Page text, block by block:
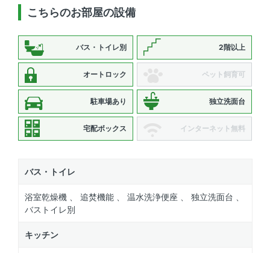
こちらのお部屋の設備
バス・トイレ別 2階以上
オートロック ペット飼育可
駐車場あり 独立洗面台
宅配ボックス インターネット無料
バス・トイレ
浴室乾燥機 、 追焚機能 、 温水洗浄便座 、 独立洗面台 、
バストイレ別
キッチン